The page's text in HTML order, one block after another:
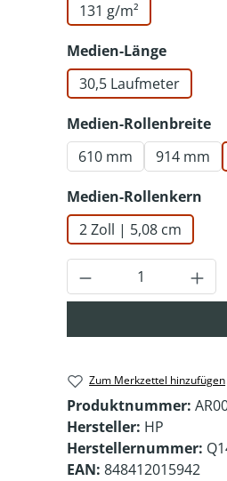
131 g/m²
Medien-Länge
30,5 Laufmeter
Medien-Rollenbreite
610 mm
914 mm
Medien-Rollenkern
2 Zoll | 5,08 cm
Produkt
Zum Merkzettel hinzufügen
Produktnummer:
Hersteller: HP
Herstellernummer:
EAN: 848412015942